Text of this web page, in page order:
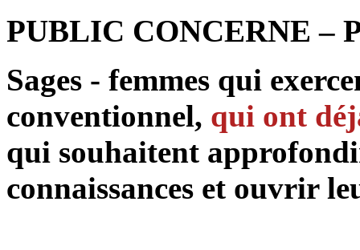
PUBLIC CONCERNE –
Sages - femmes qui
conventionnel, qui ont
qui souhaitent
connaissances et ouvrir